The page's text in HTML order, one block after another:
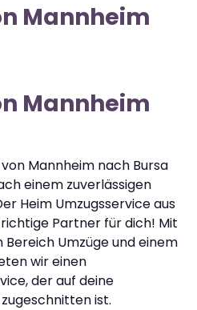
Mannheim
Mannheim
Mannheim nach Bursa
einem zuverlässigen
Heim Umzugsservice aus
Partner für dich! Mit
Umzüge und einem
wir einen
der auf deine
ist.